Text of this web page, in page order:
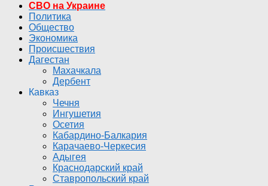
СВО на Украине
Политика
Общество
Экономика
Происшествия
Дагестан
Махачкала
Дербент
Кавказ
Чечня
Ингушетия
Осетия
Кабардино-Балкария
Карачаево-Черкесия
Адыгея
Краснодарский край
Ставропольский край